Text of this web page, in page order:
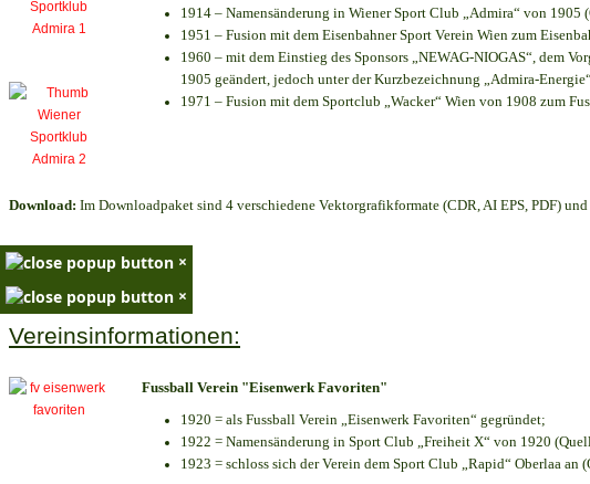
1914 – Namensänderung in Wiener Sport Club „Admira“ von
1951 – Fusion mit dem Eisenbahner Sport Verein Wien zum
1960 – mit dem Einstieg des Sponsors „NEWAG-NIOGAS“, dem
1905 geändert, jedoch unter der Kurzbezeichnung „Admira-
1971 – Fusion mit dem Sportclub „Wacker“ Wien von 1908 zum
Download: Im Downloadpaket sind 4 verschiedene Vektorgrafikformate (CDR, AI EPS, PDF)
×
×
Vereinsinformationen:
Fussball Verein "Eisenwerk Favoriten"
1920 = als Fussball Verein „Eisenwerk Favoriten“ gegründet;
1922 = Namensänderung in Sport Club „Freiheit X“ von 1920
1923 = schloss sich der Verein dem Sport Club „Rapid“ Oberlaa